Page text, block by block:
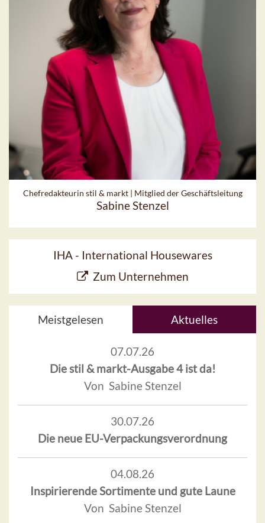
Chefredakteurin stil & markt | Mitglied der Geschäftsleitung
Sabine Stenzel
IHA - International Housewares
Zum Unternehmen
Meistgelesen Aktuelles
07.07.26
Die stil & markt-Ausgabe 4 ist da!
Von Sabine Stenzel
30.07.26
Die neue EU-Verpackungsverordnung
04.08.26
Inspirierende Sortimente und gute Laune
Von Sabine Stenzel